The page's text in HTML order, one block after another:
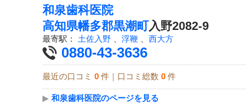
和泉歯科医院
高知県幡多郡黒潮町入野2082-9
最寄駅： 土佐入野 浮鞭 西大方
0880-43-3636
最近の口コミ 0 件｜口コミ総数 0 件
▶ 和泉歯科医院のページを見る